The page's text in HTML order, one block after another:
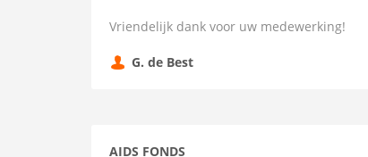
Vriendelijk dank voor uw medewerking!
G. de Best
AIDS FONDS